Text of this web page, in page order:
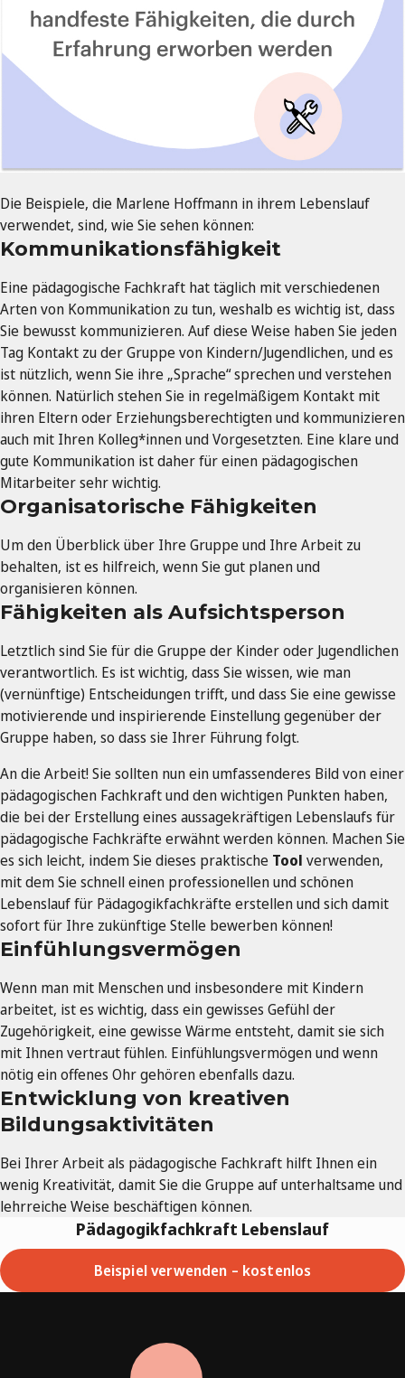
Die Beispiele, die Marlene Hoffmann in ihrem Lebenslauf
verwendet, sind, wie Sie sehen können:
Kommunikationsfähigkeit
Eine pädagogische Fachkraft hat täglich mit verschiedenen
Arten von Kommunikation zu tun, weshalb es wichtig ist, dass
Sie bewusst kommunizieren. Auf diese Weise haben Sie jeden
Tag Kontakt zu der Gruppe von Kindern/Jugendlichen, und es
ist nützlich, wenn Sie ihre „Sprache“ sprechen und verstehen
können. Natürlich stehen Sie in regelmäßigem Kontakt mit
ihren Eltern oder Erziehungsberechtigten und kommunizieren
auch mit Ihren Kolleg*innen und Vorgesetzten. Eine klare und
gute Kommunikation ist daher für einen pädagogischen
Mitarbeiter sehr wichtig.
Organisatorische Fähigkeiten
Um den Überblick über Ihre Gruppe und Ihre Arbeit zu
behalten, ist es hilfreich, wenn Sie gut planen und
organisieren können.
Fähigkeiten als Aufsichtsperson
Letztlich sind Sie für die Gruppe der Kinder oder Jugendlichen
verantwortlich. Es ist wichtig, dass Sie wissen, wie man
(vernünftige) Entscheidungen trifft, und dass Sie eine gewisse
motivierende und inspirierende Einstellung gegenüber der
Gruppe haben, so dass sie Ihrer Führung folgt.
An die Arbeit! Sie sollten nun ein umfassenderes Bild von einer
pädagogischen Fachkraft und den wichtigen Punkten haben,
die bei der Erstellung eines aussagekräftigen Lebenslaufs für
pädagogische Fachkräfte erwähnt werden können. Machen Sie
es sich leicht, indem Sie dieses praktische Tool verwenden,
mit dem Sie schnell einen professionellen und schönen
Lebenslauf für Pädagogikfachkräfte erstellen und sich damit
sofort für Ihre zukünftige Stelle bewerben können!
Einfühlungsvermögen
Wenn man mit Menschen und insbesondere mit Kindern
arbeitet, ist es wichtig, dass ein gewisses Gefühl der
Zugehörigkeit, eine gewisse Wärme entsteht, damit sie sich
mit Ihnen vertraut fühlen. Einfühlungsvermögen und wenn
nötig ein offenes Ohr gehören ebenfalls dazu.
Entwicklung von kreativen
Bildungsaktivitäten
Bei Ihrer Arbeit als pädagogische Fachkraft hilft Ihnen ein
wenig Kreativität, damit Sie die Gruppe auf unterhaltsame und
lehrreiche Weise beschäftigen können.
Pädagogikfachkraft Lebenslauf
Beispiel verwenden – kostenlos